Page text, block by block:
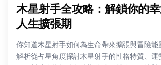
木星射手全攻略：解鎖你的
人生擴張期
你知道木星射手如何為生命帶來擴張與冒險能
解析從占星角度探討木星射手的性格特質、運